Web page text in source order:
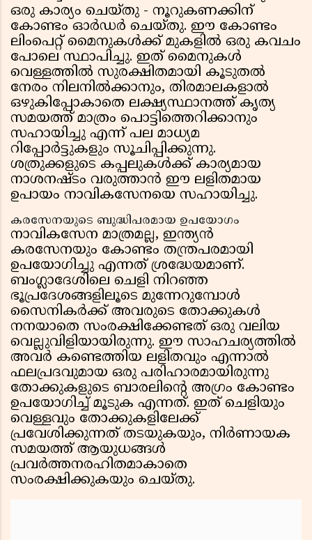
ഒരു കാര്യം ചെയ്തു - നൂറുകണക്കിന്
കോണ്ടം ഓർഡർ ചെയ്തു. ഈ കോണ്ടം
ലിംപെറ്റ് മൈനുകൾക്ക് മുകളിൽ ഒരു കവചം
പോലെ സ്ഥാപിച്ചു. ഇത് മൈനുകൾ
വെള്ളത്തിൽ സുരക്ഷിതമായി കൂടുതൽ
നേരം നിലനിൽക്കാനും, തിരമാലകളാൽ
ഒഴുകിപ്പോകാതെ ലക്ഷ്യസ്ഥാനത്ത് കൃത്യ
സമയത്ത് മാത്രം പൊട്ടിത്തെറിക്കാനും
സഹായിച്ചു എന്ന് പല മാധ്യമ
റിപ്പോർട്ടുകളും സൂചിപ്പിക്കുന്നു.
ശത്രുക്കളുടെ കപ്പലുകൾക്ക് കാര്യമായ
നാശനഷ്ടം വരുത്താൻ ഈ ലളിതമായ
ഉപായം നാവികസേനയെ സഹായിച്ചു.
കരസേനയുടെ ബുദ്ധിപരമായ ഉപയോഗം
നാവികസേന മാത്രമല്ല, ഇന്ത്യൻ
കരസേനയും കോണ്ടം തന്ത്രപരമായി
ഉപയോഗിച്ചു എന്നത് ശ്രദ്ധേയമാണ്.
ബംഗ്ലാദേശിലെ ചെളി നിറഞ്ഞ
ഭൂപ്രദേശങ്ങളിലൂടെ മുന്നേറുമ്പോൾ
സൈനികർക്ക് അവരുടെ തോക്കുകൾ
നനയാതെ സംരക്ഷിക്കേണ്ടത് ഒരു വലിയ
വെല്ലുവിളിയായിരുന്നു. ഈ സാഹചര്യത്തിൽ
അവർ കണ്ടെത്തിയ ലളിതവും എന്നാൽ
ഫലപ്രദവുമായ ഒരു പരിഹാരമായിരുന്നു
തോക്കുകളുടെ ബാരലിന്റെ അഗ്രം കോണ്ടം
ഉപയോഗിച്ച് മൂടുക എന്നത്. ഇത് ചെളിയും
വെള്ളവും തോക്കുകളിലേക്ക്
പ്രവേശിക്കുന്നത് തടയുകയും, നിർണായക
സമയത്ത് ആയുധങ്ങൾ
പ്രവർത്തനരഹിതമാകാതെ
സംരക്ഷിക്കുകയും ചെയ്തു.